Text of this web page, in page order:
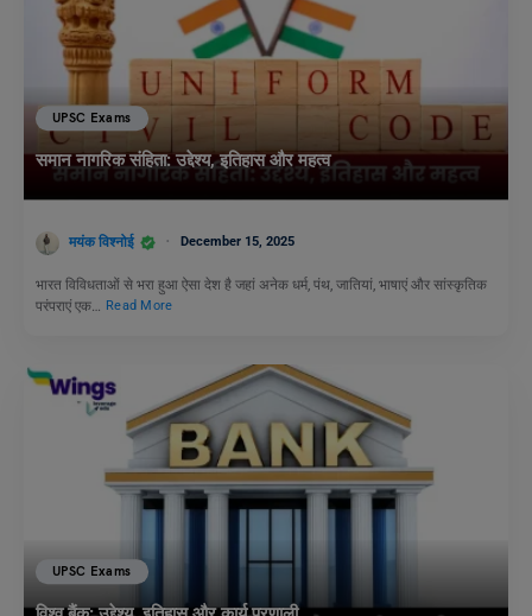
UPSC Exams
समान नागरिक संहिता: उद्देश्य, इतिहास और महत्व
मयंक विश्नोई December 15, 2025
भारत विविधताओं से भरा हुआ ऐसा देश है जहां अनेक धर्म, पंथ, जातियां, भाषाएं और सांस्कृतिक
परंपराएं एक…
Read More
UPSC Exams